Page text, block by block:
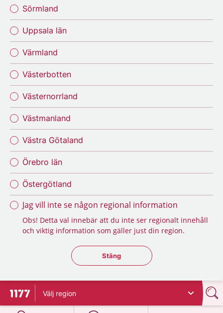
Sörmland
Uppsala län
Värmland
Västerbotten
Västernorrland
Västmanland
Västra Götaland
Örebro län
Östergötland
Jag vill inte se någon regional information
Obs! Detta val innebär att du inte ser regionalt innehåll
och viktig information som gäller just din region.
Stäng regionsväljaren
Stäng
Till startsidan för 1177
Välj region
på 1177.se
på 1177.se